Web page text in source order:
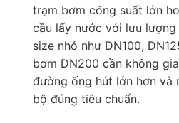
trạm bơm công suất lớn
cầu lấy nước với lưu
size nhỏ như DN100,
bơm DN200 cần không
đường ống hút lớn hơn và
bộ đúng tiêu chuẩn.